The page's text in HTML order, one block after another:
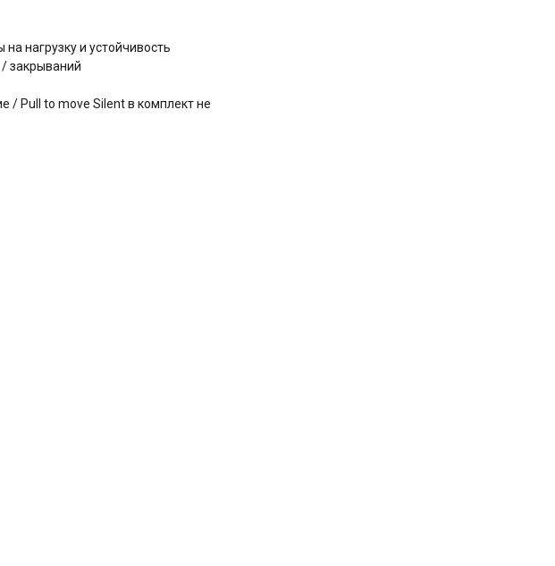
нагрузку и устойчивость
закрываний
/ Pull to move Silent в комплект не